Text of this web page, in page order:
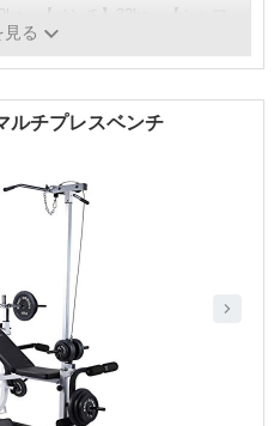
合計140kg
る
ルチプレスベンチ